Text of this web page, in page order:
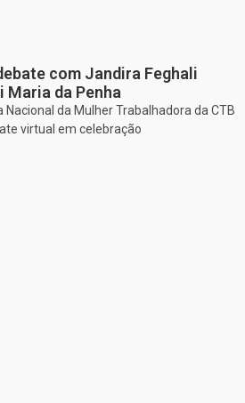
com Jandira Feghali
Maria da Penha
Nacional da Mulher Trabalhadora da CTB
virtual em celebração